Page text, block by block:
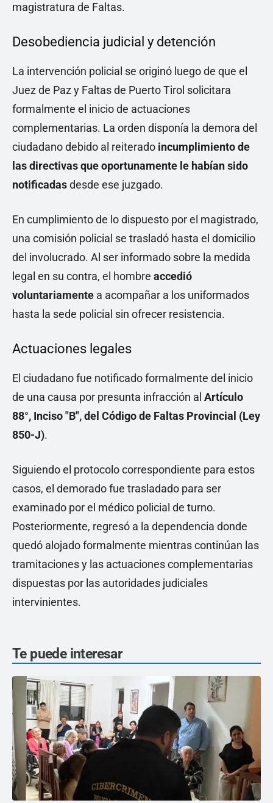
magistratura de Faltas.
Desobediencia judicial y detención
La intervención policial se originó luego de que el
Juez de Paz y Faltas de Puerto Tirol solicitara
formalmente el inicio de actuaciones
complementarias. La orden disponía la demora del
ciudadano debido al reiterado incumplimiento de
las directivas que oportunamente le habían sido
notificadasdesde ese juzgado.
En cumplimiento de lo dispuesto por el magistrado,
una comisión policial se trasladó hasta el domicilio
del involucrado. Al ser informado sobre la medida
legal en su contra, el hombre accedió
voluntariamente a acompañar a los uniformados
hasta la sede policial sin ofrecer resistencia.
Actuaciones legales
El ciudadano fue notificado formalmente del inicio
de una causa por presunta infracción al Artículo
88°, Inciso "B", del Código de Faltas Provincial (Ley
850-J).
Siguiendo el protocolo correspondiente para estos
casos, el demorado fue trasladado para ser
examinado por el médico policial de turno.
Posteriormente, regresó a la dependencia donde
quedó alojado formalmente mientras continúan las
tramitaciones y las actuaciones complementarias
dispuestas por las autoridades judiciales
intervinientes.
Te puede interesar